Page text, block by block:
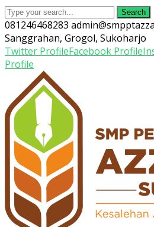
Search
081246468283
Sanggrahan, Grogol, Sukoharjo
Twitter ProfileFacebook Profile
Profile